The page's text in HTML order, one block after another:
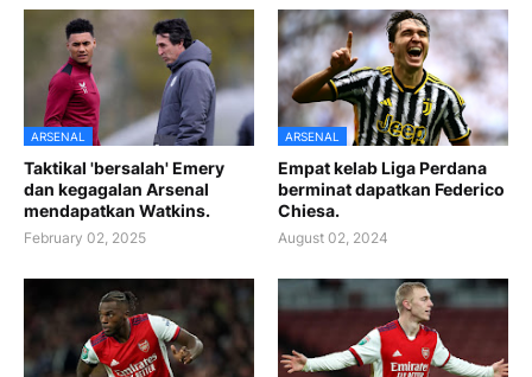
ARSENAL
Taktikal 'bersalah' Emery
dan kegagalan Arsenal
mendapatkan Watkins.
February 02, 2025
ARSENAL
Empat kelab Liga Perdana
berminat dapatkan Federico
Chiesa.
August 02, 2024